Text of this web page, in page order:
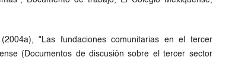
"Las fundaciones comunitarias en el tercer
(Documentos de discusión sobre el tercer sector